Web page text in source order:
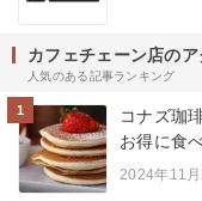
カフェチェーン店の
人気のある記事ランキング
1
コナズ珈
お得に食
2024年11